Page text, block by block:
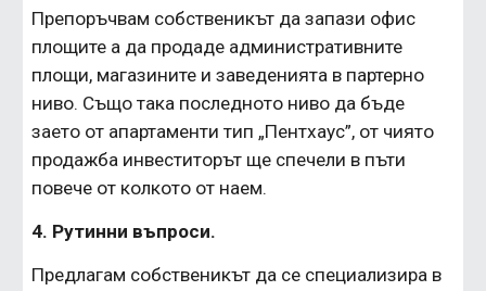
Препоръчвам собственикът да запази офис
площите а да продаде административните
площи, магазините и заведенията в партерно
ниво. Също така последното ниво да бъде
заето от апартаменти тип „Пентхаус”, от чиято
продажба инвеститорът ще спечели в пъти
повече от колкото от наем.
4. Рутинни въпроси.
Предлагам собственикът да се специализира в